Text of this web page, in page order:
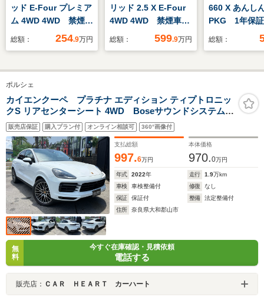
ッド E-Four プレミア
ム 4WD 4WD 禁煙
車 JBLサウンド 純
地仕様 ETC クルー
ズコントロール オー
トハイビーム パワー
シート 電動リアゲー
ト スマートキー フ
ルセグ
総額： 254.9万円
リッド 2.5 X E-Four
4WD 4WD 禁煙車
寒冷地仕様 後部座席
周囲カメラ レーダー
源 ETC 衝突被害軽
減 コーナーセンサ
ー オートハイビー
ム デジタルインナー
ミラー
総額： 599.9万円
660 X あんし
PKG 1年保
VXM-
ドラレコ シ-
VSA クルコ
マ-トキ- ス
総額：
ポルシェ
カイエンクーペ プラチナ エディション ティプトロニッ
クS リアセンターシート 4WD Boseサウンドシステム
スポーツクロノ 14way電動シート アダプティブエア
サスペンション ポルシェダイナミックLEDヘッドライ
ト ブラックインテリアPKG アンビエントライト
ETC2.0
販売店保証 購入プラン付 オンライン相談可 360°画像付
支払総額
997.6万円
本体価格
970.0万円
年式 2022年 走行 1.9万km
車検
車検整備付 修復
なし
保証
保証付 整備
法定整備付
住所
奈良県大和郡山市
無
料
今すぐ在庫確認・見積依頼
電話する
販売店： ＣＡＲ ＨＥＡＲＴ カーハート